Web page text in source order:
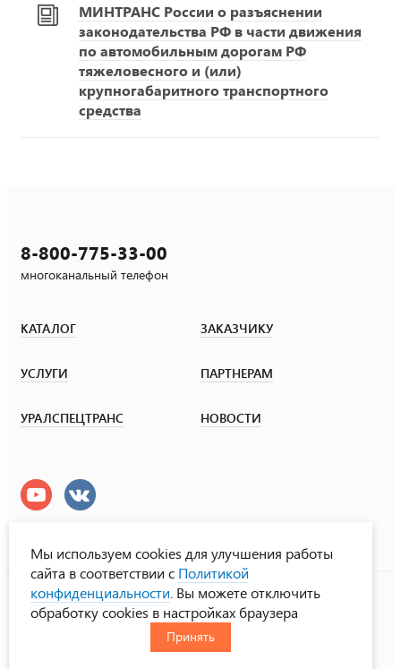
МИНТРАНС России о разъяснении
законодательства РФ в части движения
по автомобильным дорогам РФ
тяжеловесного и (или)
крупногабаритного транспортного
средства
8-800-775-33-00
многоканальный телефон
КАТАЛОГ ЗАКАЗЧИКУ
УСЛУГИ ПАРТНЕРАМ
УРАЛСПЕЦТРАНС НОВОСТИ
УралСпецТранс
© ООО «Урал СТ», 2000-2026
Политика конфиденциальности
CHN
Мы используем cookies для улучшения работы
сайта в соответствии с Политикой
конфиденциальности . Вы можете отключить
обработку cookies в настройках браузера
Принять